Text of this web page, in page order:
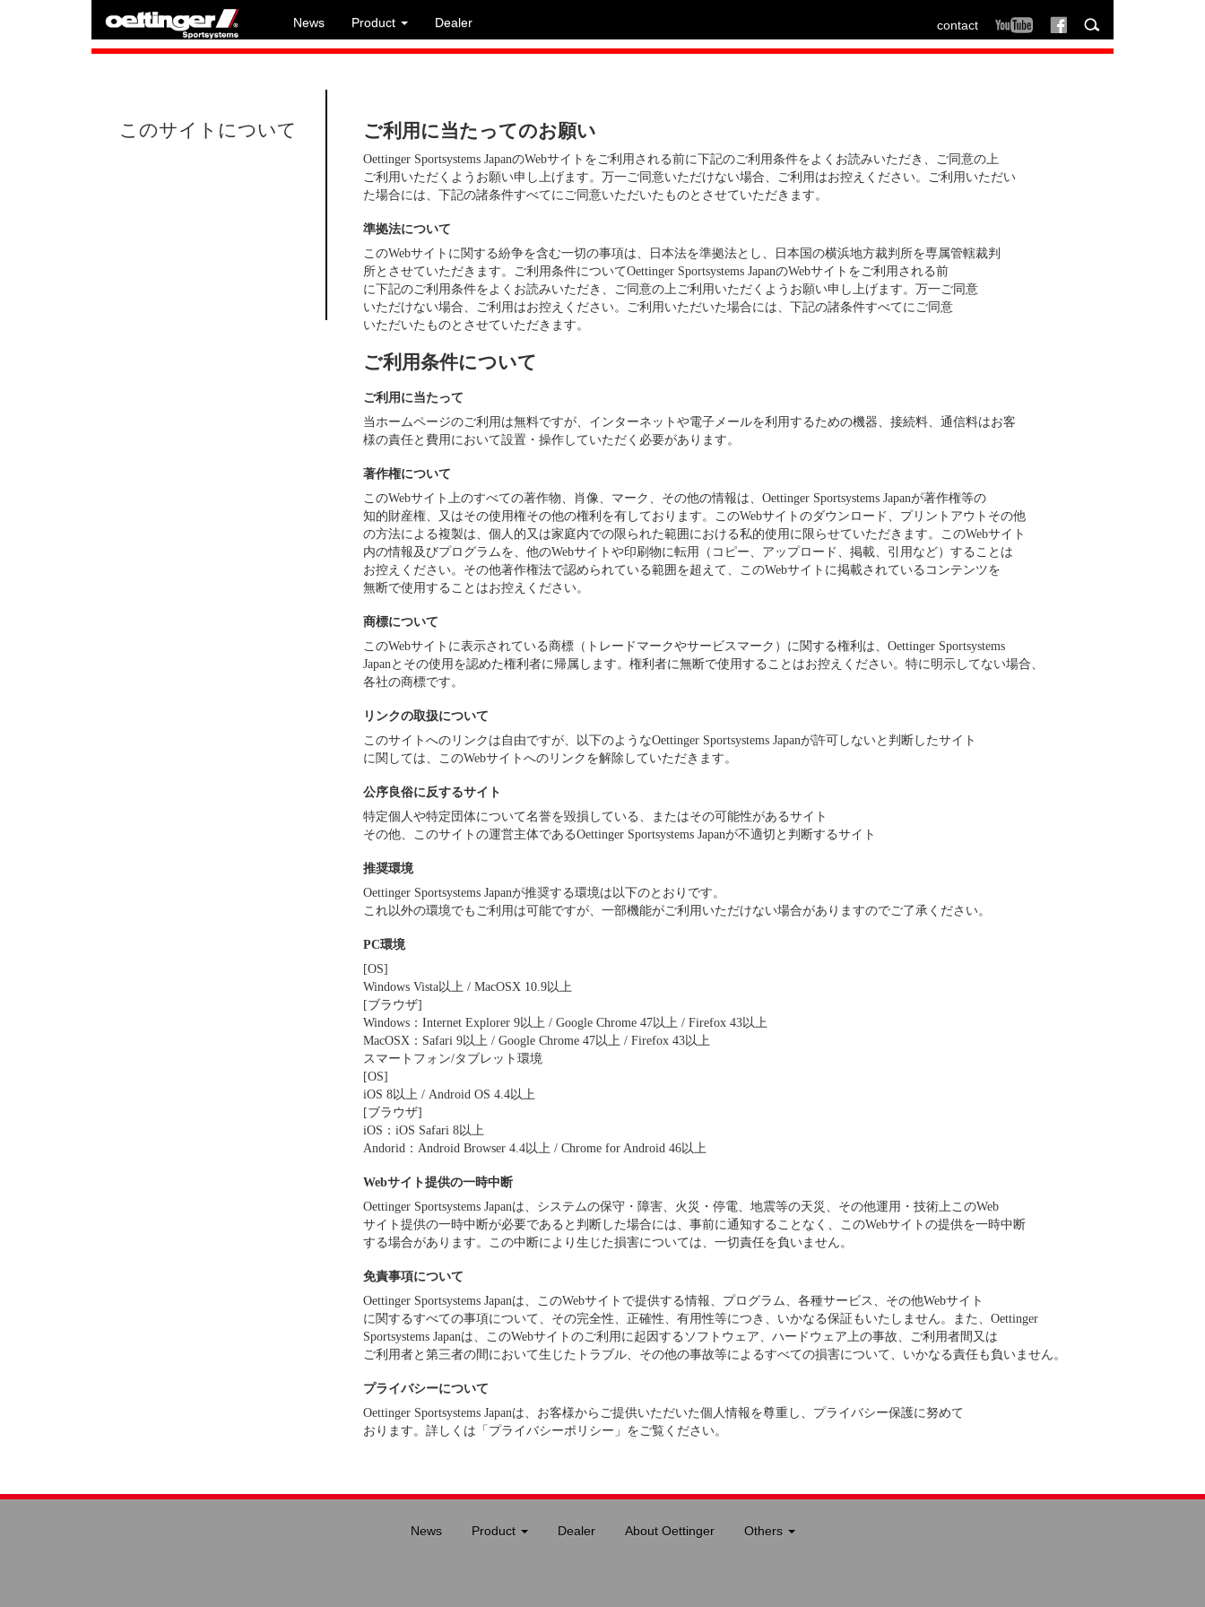
News Product Dealer contact
このサイトについて ご利用に当たってのお願い
Oettinger Sportsystems JapanのWebサイトをご利用される前に下記のご利用条件をよくお読みいただき、ご同意の上
ご利用いただくようお願い申し上げます。万一ご同意いただけない場合、ご利用はお控えください。ご利用いただい
た場合には、下記の諸条件すべてにご同意いただいたものとさせていただきます。
準拠法について
このWebサイトに関する紛争を含む一切の事項は、日本法を準拠法とし、日本国の横浜地方裁判所を専属管轄裁判
所とさせていただきます。ご利用条件についてOettinger Sportsystems JapanのWebサイトをご利用される前
に下記のご利用条件をよくお読みいただき、ご同意の上ご利用いただくようお願い申し上げます。万一ご同意
いただけない場合、ご利用はお控えください。ご利用いただいた場合には、下記の諸条件すべてにご同意
いただいたものとさせていただきます。
ご利用条件について
ご利用に当たって
当ホームページのご利用は無料ですが、インターネットや電子メールを利用するための機器、接続料、通信料はお客
様の責任と費用において設置・操作していただく必要があります。
著作権について
このWebサイト上のすべての著作物、肖像、マーク、その他の情報は、Oettinger Sportsystems Japanが著作権等の
知的財産権、又はその使用権その他の権利を有しております。このWebサイトのダウンロード、プリントアウトその他
の方法による複製は、個人的又は家庭内での限られた範囲における私的使用に限らせていただきます。このWebサイト
内の情報及びプログラムを、他のWebサイトや印刷物に転用（コピー、アップロード、掲載、引用など）することは
お控えください。その他著作権法で認められている範囲を超えて、このWebサイトに掲載されているコンテンツを
無断で使用することはお控えください。
商標について
このWebサイトに表示されている商標（トレードマークやサービスマーク）に関する権利は、Oettinger Sportsystems
Japanとその使用を認めた権利者に帰属します。権利者に無断で使用することはお控えください。特に明示してない場合、
各社の商標です。
リンクの取扱について
このサイトへのリンクは自由ですが、以下のようなOettinger Sportsystems Japanが許可しないと判断したサイト
に関しては、このWebサイトへのリンクを解除していただきます。
公序良俗に反するサイト
特定個人や特定団体について名誉を毀損している、またはその可能性があるサイト
その他、このサイトの運営主体であるOettinger Sportsystems Japanが不適切と判断するサイト
推奨環境
Oettinger Sportsystems Japanが推奨する環境は以下のとおりです。
これ以外の環境でもご利用は可能ですが、一部機能がご利用いただけない場合がありますのでご了承ください。
PC環境
[OS]
Windows Vista以上 / MacOSX 10.9以上
[ブラウザ]
Windows：Internet Explorer 9以上 / Google Chrome 47以上 / Firefox 43以上
MacOSX：Safari 9以上 / Google Chrome 47以上 / Firefox 43以上
スマートフォン/タブレット環境
[OS]
iOS 8以上 / Android OS 4.4以上
[ブラウザ]
iOS：iOS Safari 8以上
Andorid：Android Browser 4.4以上 / Chrome for Android 46以上
Webサイト提供の一時中断
Oettinger Sportsystems Japanは、システムの保守・障害、火災・停電、地震等の天災、その他運用・技術上このWeb
サイト提供の一時中断が必要であると判断した場合には、事前に通知することなく、このWebサイトの提供を一時中断
する場合があります。この中断により生じた損害については、一切責任を負いません。
免責事項について
Oettinger Sportsystems Japanは、このWebサイトで提供する情報、プログラム、各種サービス、その他Webサイト
に関するすべての事項について、その完全性、正確性、有用性等につき、いかなる保証もいたしません。また、Oettinger
Sportsystems Japanは、このWebサイトのご利用に起因するソフトウェア、ハードウェア上の事故、ご利用者間又は
ご利用者と第三者の間において生じたトラブル、その他の事故等によるすべての損害について、いかなる責任も負いません。
プライバシーについて
Oettinger Sportsystems Japanは、お客様からご提供いただいた個人情報を尊重し、プライバシー保護に努めて
おります。詳しくは「プライバシーポリシー」をご覧ください。
News Product Dealer About Oettinger Others